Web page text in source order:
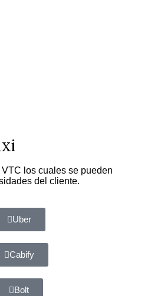
los cuales se pueden
del cliente.
Uber
Cabify
Bolt